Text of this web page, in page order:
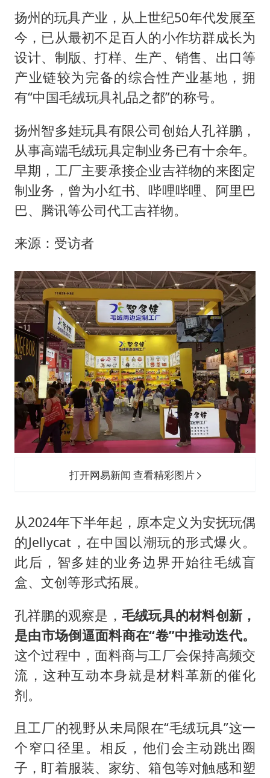
扬州的玩具产业，从上世纪50年代发展至
今，已从最初不足百人的小作坊群成长为
设计、制版、打样、生产、销售、出口等
产业链较为完备的综合性产业基地，拥
有“中国毛绒玩具礼品之都”的称号。
扬州智多娃玩具有限公司创始人孔祥鹏，
从事高端毛绒玩具定制业务已有十余年。
早期，工厂主要承接企业吉祥物的来图定
制业务，曾为小红书、哔哩哔哩、阿里巴
巴、腾讯等公司代工吉祥物。
来源：受访者
打开网易新闻 查看精彩图片
从2024年下半年起，原本定义为安抚玩偶
的Jellycat，在中国以潮玩的形式爆火。
此后，智多娃的业务边界开始往毛绒盲
盒、文创等形式拓展。
孔祥鹏的观察是， 毛绒玩具的材料创新，
是由市场倒逼面料商在“卷”中推动迭代。
这个过程中，面料商与工厂会保持高频交
流，这种互动本身就是材料革新的催化
剂。
且工厂的视野从未局限在“毛绒玩具”这一
个窄口径里。相反，他们会主动跳出圈
子，盯着服装、家纺、箱包等对触感和塑